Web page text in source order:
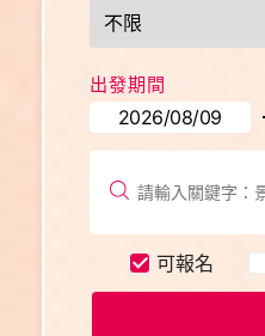
出發期間
可報名